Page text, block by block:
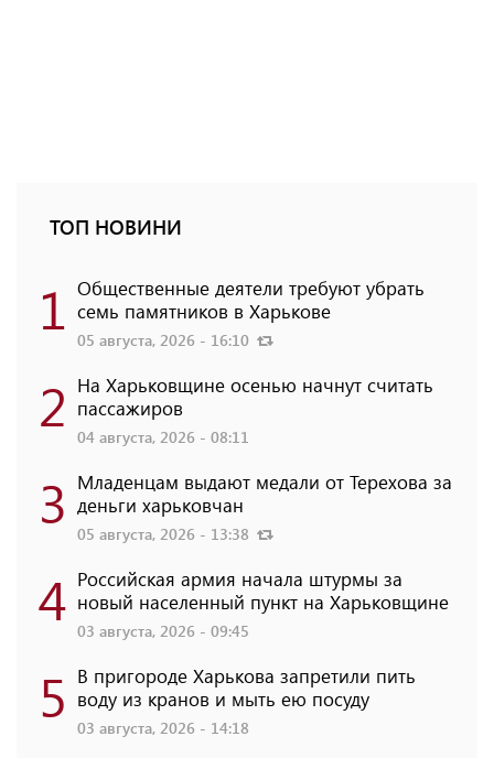
ТОП НОВИНИ
1 Общественные деятели требуют убрать
семь памятников в Харькове
05 августа, 2026 - 16:10
2 На Харьковщине осенью начнут считать
пассажиров
04 августа, 2026 - 08:11
3 Младенцам выдают медали от Терехова за
деньги харьковчан
05 августа, 2026 - 13:38
4 Российская армия начала штурмы за
новый населенный пункт на Харьковщине
03 августа, 2026 - 09:45
5 В пригороде Харькова запретили пить
воду из кранов и мыть ею посуду
03 августа, 2026 - 14:18